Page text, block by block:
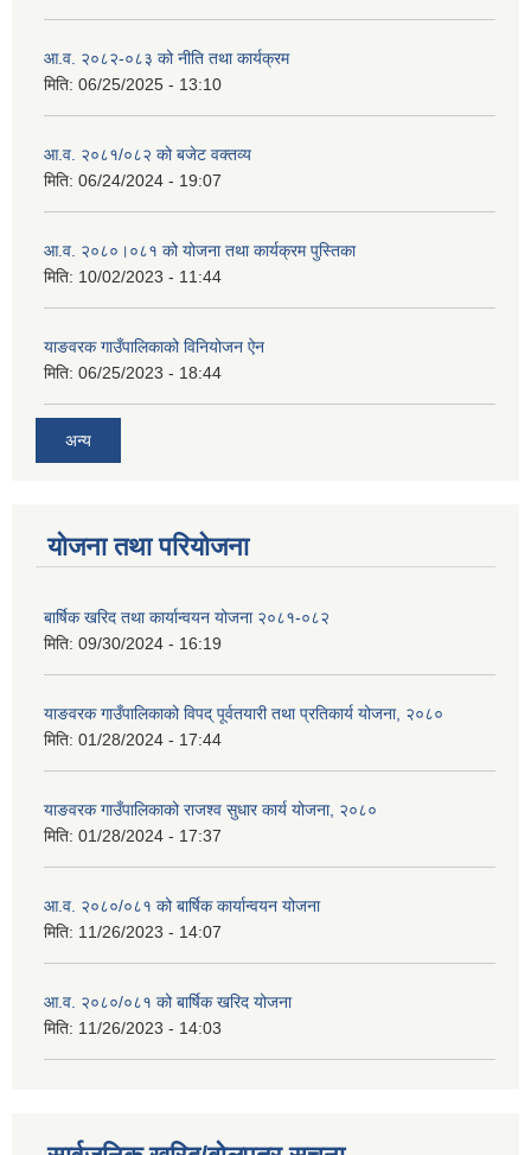
आ.व. २०८२-०८३ को नीति तथा कार्यक्रम
मिति: 06/25/2025 - 13:10
आ.व. २०८१/०८२ को बजेट वक्तव्य
मिति: 06/24/2024 - 19:07
आ.व. २०८०।०८१ को योजना तथा कार्यक्रम पुस्तिका
मिति: 10/02/2023 - 11:44
याङवरक गाउँपालिकाको विनियोजन ऐन
मिति: 06/25/2023 - 18:44
अन्य
योजना तथा परियोजना
बार्षिक खरिद तथा कार्यान्वयन योजना २०८१-०८२
मिति: 09/30/2024 - 16:19
याङवरक गाउँपालिकाको विपद् पूर्वतयारी तथा प्रतिकार्य योजना, २०८०
मिति: 01/28/2024 - 17:44
याङवरक गाउँपालिकाको राजश्व सुधार कार्य योजना, २०८०
मिति: 01/28/2024 - 17:37
आ.व. २०८०/०८१ को बार्षिक कार्यान्वयन योजना
मिति: 11/26/2023 - 14:07
आ.व. २०८०/०८१ को बार्षिक खरिद योजना
मिति: 11/26/2023 - 14:03